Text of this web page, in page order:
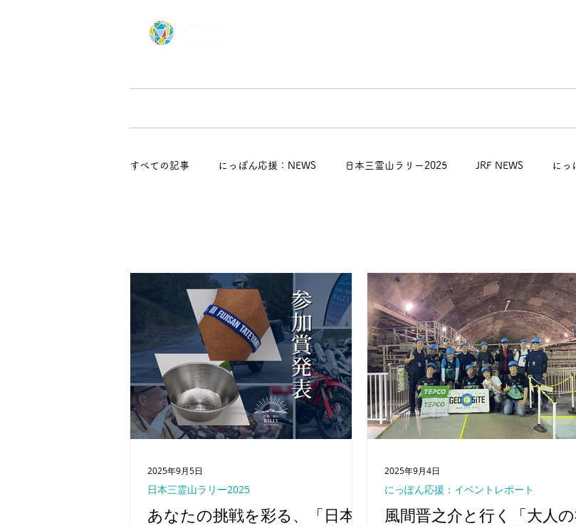
すべての記事 にっぽん応援：NEWS 日本三霊山ラリー2025 JRF NEWS にっ
Southern Rally / 最南端バイクミーティング2025 MOTHER LAKE RALLY POLE to
あなたの挑戦を彩る、「日本
日本三霊山ラリー2025
2025年9月5日
風間晋之介と行く「大人の
にっぽん応援：イベントレポート
2025年9月4日